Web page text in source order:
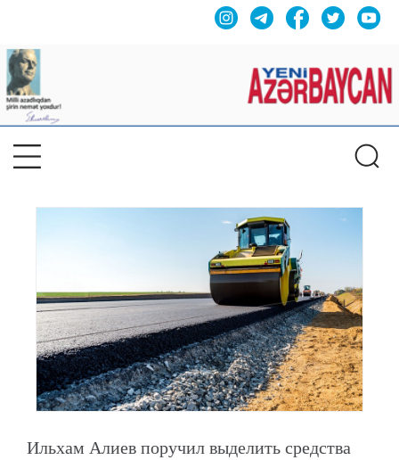
Ильхам Алиев поручил выделить средства